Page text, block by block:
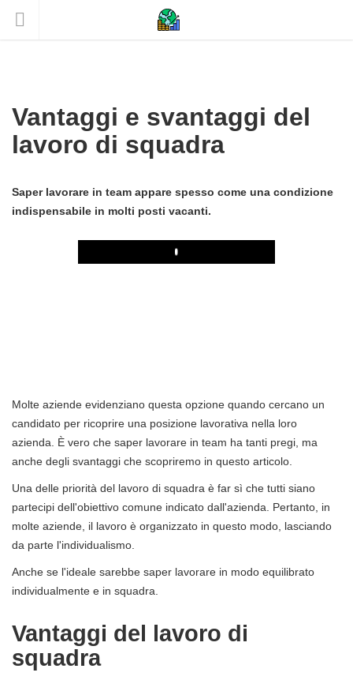
Vantaggi e svantaggi del
lavoro di squadra
Saper lavorare in team appare spesso come una condizione
indispensabile in molti posti vacanti.
Play
Molte aziende evidenziano questa opzione quando cercano un
candidato per ricoprire una posizione lavorativa nella loro
azienda. È vero che saper lavorare in team ha tanti pregi, ma
anche degli svantaggi che scopriremo in questo articolo.
Una delle priorità del lavoro di squadra è far sì che tutti siano
partecipi dell'obiettivo comune indicato dall'azienda. Pertanto, in
molte aziende, il lavoro è organizzato in questo modo, lasciando
da parte l'individualismo.
Anche se l'ideale sarebbe saper lavorare in modo equilibrato
individualmente e in squadra.
Vantaggi del lavoro di
squadra